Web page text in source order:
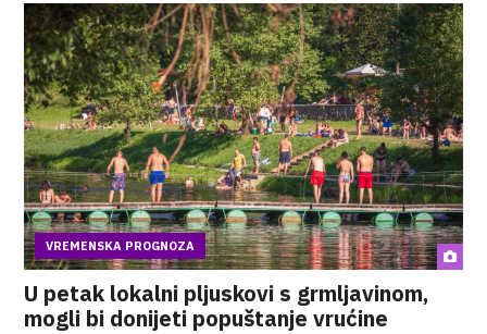
VREMENSKA PROGNOZA
U petak lokalni pljuskovi s grmljavinom,
mogli bi donijeti popuštanje vrućine